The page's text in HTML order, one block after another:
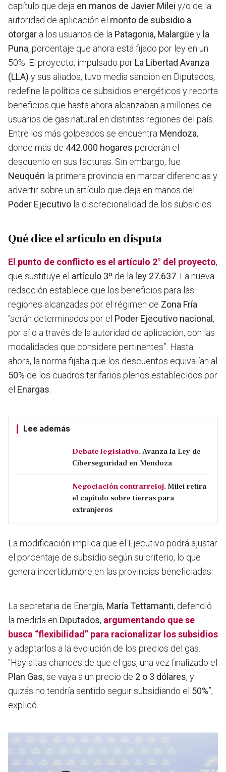
capítulo que deja en manos de Javier Milei y/o de la
autoridad de aplicación el monto de subsidio a
otorgar a los usuarios de la Patagonia, Malargüe y la
Puna, porcentaje que ahora está fijado por ley en un
50%. El proyecto, impulsado por La Libertad Avanza
(LLA) y sus aliados, tuvo media sanción en Diputados,
redefine la política de subsidios energéticos y recorta
beneficios que hasta ahora alcanzaban a millones de
usuarios de gas natural en distintas regiones del país.
Entre los más golpeados se encuentra Mendoza,
donde más de 442.000 hogares perderán el
descuento en sus facturas. Sin embargo, fue
Neuquén la primera provincia en marcar diferencias y
advertir sobre un artículo que deja en manos del
Poder Ejecutivo la discrecionalidad de los subsidios.
Qué dice el artículo en disputa
El punto de conflicto es el artículo 2° del proyecto,
que sustituye el artículo 3º de la ley 27.637 . La nueva
redacción establece que los beneficios para las
regiones alcanzadas por el régimen de Zona Fría
“serán determinados por el Poder Ejecutivo nacional ,
por sí o a través de la autoridad de aplicación, con las
modalidades que considere pertinentes”. Hasta
ahora, la norma fijaba que los descuentos equivalían al
50% de los cuadros tarifarios plenos establecidos por
el Enargas
Lee además
Debate legislativo.Avanza la Ley de
Ciberseguridad en Mendoza
Negociación contrarreloj. Milei retira
el capítulo sobre tierras para
extranjeros
La modificación implica que el Ejecutivo podrá ajustar
el porcentaje de subsidio según su criterio, lo que
genera incertidumbre en las provincias beneficiadas.
La secretaria de Energía, María Tettamanti, defendió
la medida en Diputados, argumentando que se
busca “flexibilidad” para racionalizar los subsidios
y adaptarlos a la evolución de los precios del gas.
“Hay altas chances de que el gas, una vez finalizado el
Plan Gas, se vaya a un precio de 2 o 3 dólares, y
quizás no tendría sentido seguir subsidiando el 50%”,
explicó.